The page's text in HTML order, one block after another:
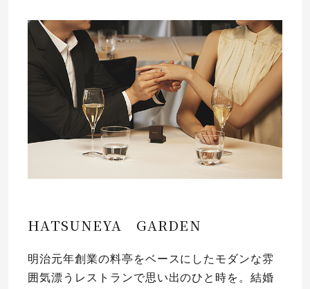
HATSUNEYA GARDEN
明治元年創業の料亭をベースにしたモダンな雰
囲気漂うレストランで思い出のひと時を。結婚
プロポーズアイテム
おすすめの婚約指輪
パーフェクトプロポーズリング®
プロポーズシチュエーション診断
プロポーズ意識調査結果一覧
婚約指輪選び方ガイド
ダイヤモンドの品質とは？
プロポーズの方法
場所
アイプリモについて
ニュース
婚約指輪のご購入と
プロポーズのご相談
I-PRIMO公式オンラインショップ